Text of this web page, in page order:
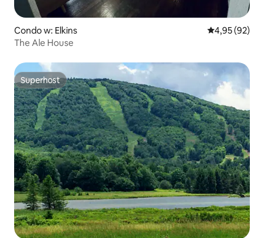
Condo w: Elkins Średnia
4,95 (92)
The Ale House
Superhost
Superhost